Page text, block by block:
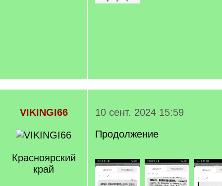
VIKINGI66
Красноярский
край
10 сент. 2024 15:59
Продолжение